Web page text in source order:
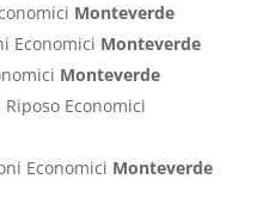
Monteverde
Economici Monteverde
Monteverde
Economici
Economici Monteverde